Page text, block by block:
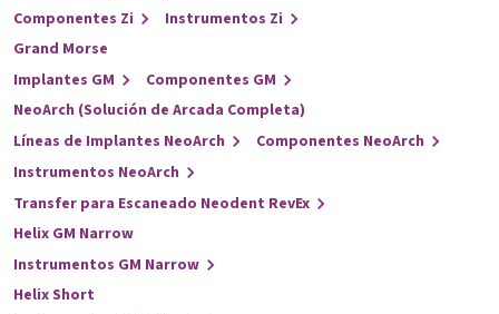
Componentes Zi
Instrumentos Zi
Grand Morse
Implantes GM
Componentes GM
NeoArch (Solución de Arcada Completa)
Líneas de Implantes NeoArch
Componentes NeoArch
Instrumentos NeoArch
Transfer para Escaneado Neodent RevEx
Helix GM Narrow
Instrumentos GM Narrow
Helix Short